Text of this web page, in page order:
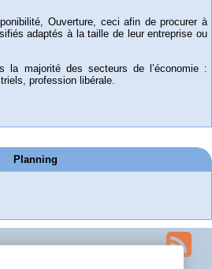
Ouverture, ceci afin de procurer à
adaptés à la taille de leur entreprise ou
la majorité des secteurs de l’économie :
profession libérale.
Planning